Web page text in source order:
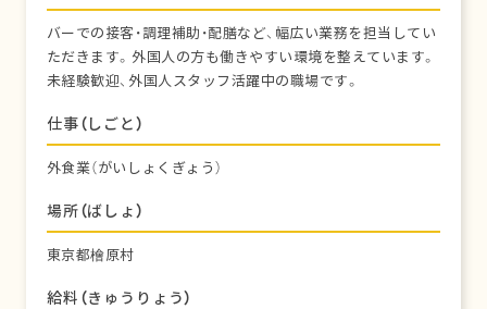
バーでの接客・調理補助・配膳など、幅広い業務を担当してい
ただきます。外国人の方も働きやすい環境を整えています。
未経験歓迎、外国人スタッフ活躍中の職場です。
仕事（しごと）
外食業（がいしょくぎょう）
場所（ばしょ）
東京都檜原村
給料（きゅうりょう）